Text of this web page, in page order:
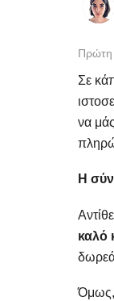
Πρώτη
Σε
να
Η
καλό
Όμως,